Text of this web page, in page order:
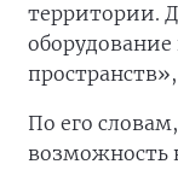
территории.
По его
возможность